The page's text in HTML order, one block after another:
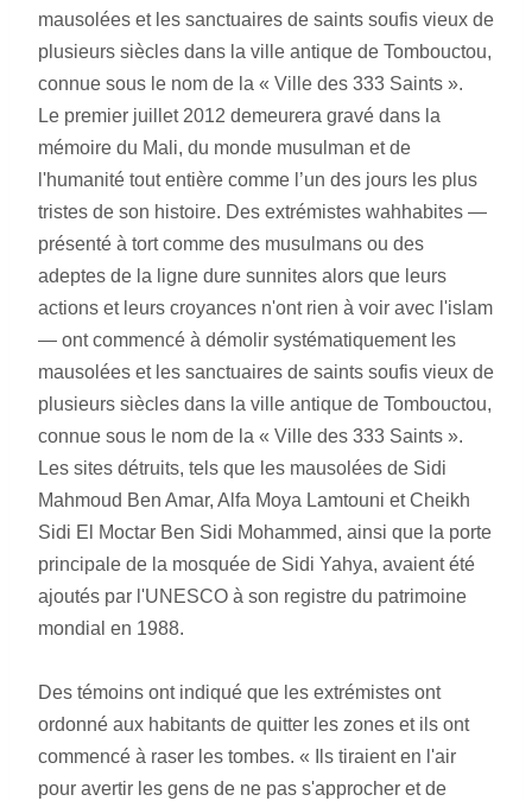
mausolées et les sanctuaires de saints soufis vieux de
plusieurs siècles dans la ville antique de Tombouctou,
connue sous le nom de la « Ville des 333 Saints ».
Le premier juillet 2012 demeurera gravé dans la
mémoire du Mali, du monde musulman et de
l'humanité tout entière comme l’un des jours les plus
tristes de son histoire. Des extrémistes wahhabites —
présenté à tort comme des musulmans ou des
adeptes de la ligne dure sunnites alors que leurs
actions et leurs croyances n'ont rien à voir avec l'islam
— ont commencé à démolir systématiquement les
mausolées et les sanctuaires de saints soufis vieux de
plusieurs siècles dans la ville antique de Tombouctou,
connue sous le nom de la « Ville des 333 Saints ».
Les sites détruits, tels que les mausolées de Sidi
Mahmoud Ben Amar, Alfa Moya Lamtouni et Cheikh
Sidi El Moctar Ben Sidi Mohammed, ainsi que la porte
principale de la mosquée de Sidi Yahya, avaient été
ajoutés par l'UNESCO à son registre du patrimoine
mondial en 1988.
Des témoins ont indiqué que les extrémistes ont
ordonné aux habitants de quitter les zones et ils ont
commencé à raser les tombes. « Ils tiraient en l'air
pour avertir les gens de ne pas s'approcher et de